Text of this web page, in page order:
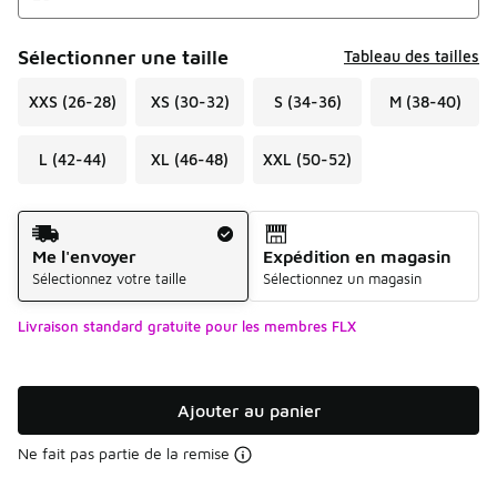
Sélectionner une taille Tableau des tailles
XXS (26-28) XS (30-32) S (34-36) M (38-40)
L (42-44) XL (46-48) XXL (50-52)
Mode d'expédition
Me l'envoyer
Sélectionnez votre taille
Expédition en magasin
Sélectionnez un magasin
Livraison standard gratuite pour les membres FLX
Ajouter au panier
Ne fait pas partie de la remise